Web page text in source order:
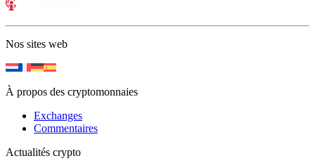
Nos sites web
À propos des cryptomonnaies
Exchanges
Commentaires
Actualités crypto